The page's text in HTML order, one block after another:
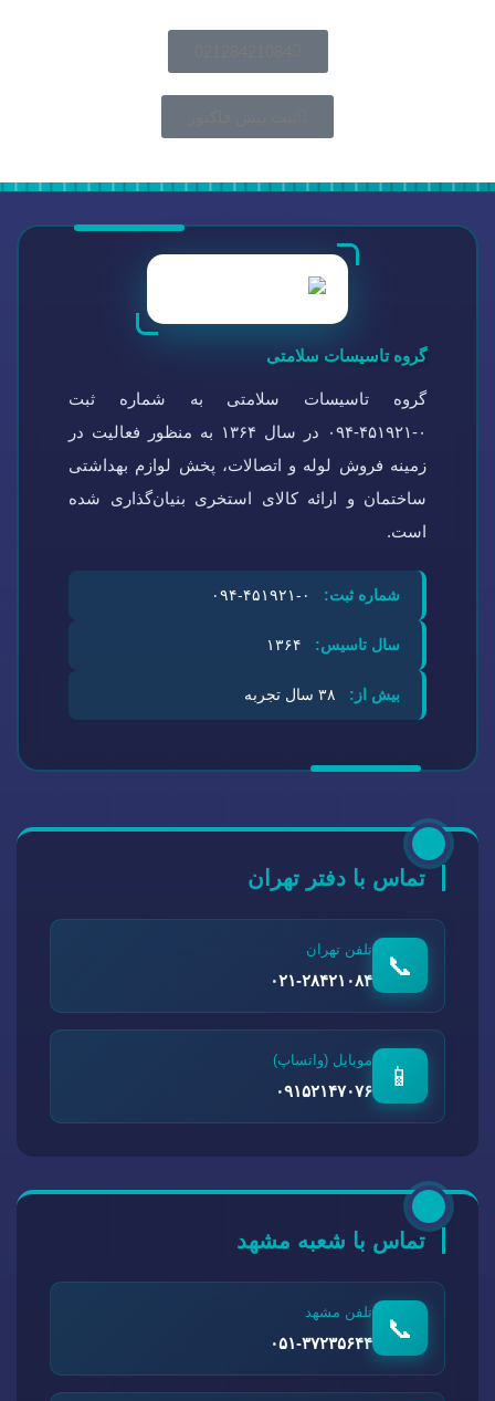
گروه تاسیسات سلامتی
گروه تاسیسات سلامتی به شماره ثبت
۰-۴۵۱۹۲۱-۰۹۴ در سال ۱۳۶۴ به منظور فعالیت در
زمینه فروش لوله و اتصالات، پخش لوازم بهداشتی
ساختمان و ارائه کالای استخری بنیان‌گذاری شده
است.
شماره ثبت:
سال تاسیس:
بیش از:
تماس با دفتر تهران
📞
تلفن تهران
۰۲۱-۲۸۴۲۱۰۸۴
📱
موبایل (واتساپ)
۰۹۱۵۲۱۴۷۰۷۶
تماس با شعبه مشهد
📞
تلفن مشهد
۰۵۱-۳۷۲۳۵۶۴۴